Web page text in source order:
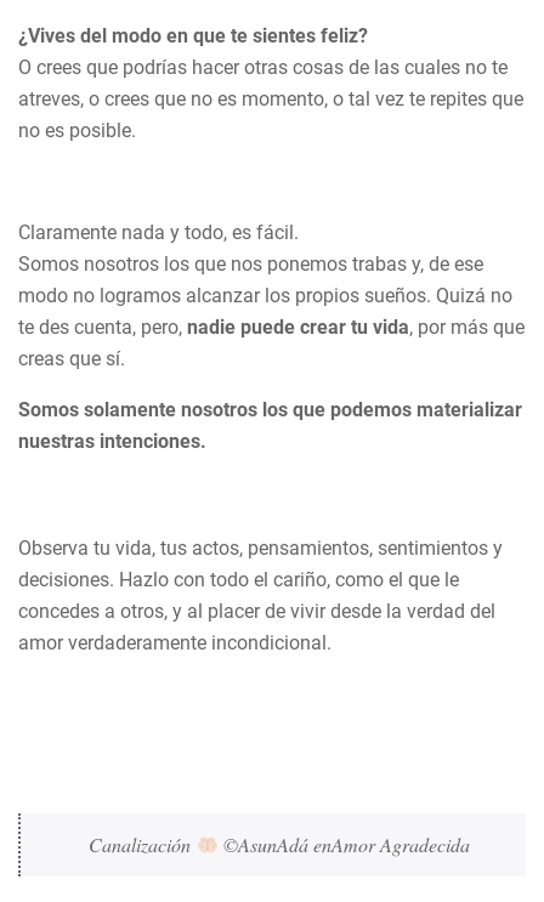
¿Vives del modo en que te sientes feliz?
O crees que podrías hacer otras cosas de las cuales no te
atreves, o crees que no es momento, o tal vez te repites que
no es posible.
Claramente nada y todo, es fácil.
Somos nosotros los que nos ponemos trabas y, de ese
modo no logramos alcanzar los propios sueños. Quizá no
te des cuenta, pero, nadie puede crear tu vida, por más que
creas que sí.
Somos solamente nosotros los que podemos materializar
nuestras intenciones.
Observa tu vida, tus actos, pensamientos, sentimientos y
decisiones. Hazlo con todo el cariño, como el que le
concedes a otros, y al placer de vivir desde la verdad del
amor verdaderamente incondicional.
Canalización ©AsunAdá enAmor Agradecida